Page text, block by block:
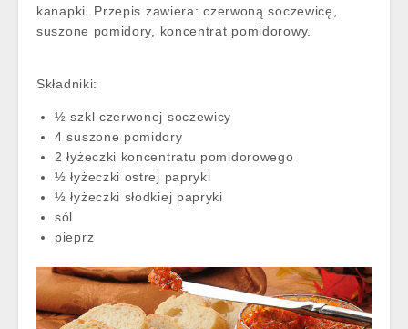
kanapki. Przepis zawiera: czerwoną soczewicę,
suszone pomidory, koncentrat pomidorowy.
Składniki:
½ szkl czerwonej soczewicy
4 suszone pomidory
2 łyżeczki koncentratu pomidorowego
½ łyżeczki ostrej papryki
½ łyżeczki słodkiej papryki
sól
pieprz